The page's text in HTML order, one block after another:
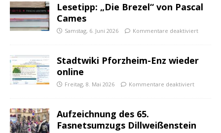
Lesetipp: „Die Brezel“ von Pascal
Cames
Samstag, 6. Juni 2026 Kommentare deaktiviert
Stadtwiki Pforzheim-Enz wieder
online
Freitag, 8. Mai 2026 Kommentare deaktiviert
Aufzeichnung des 65.
Fasnetsumzugs Dillweißenstein